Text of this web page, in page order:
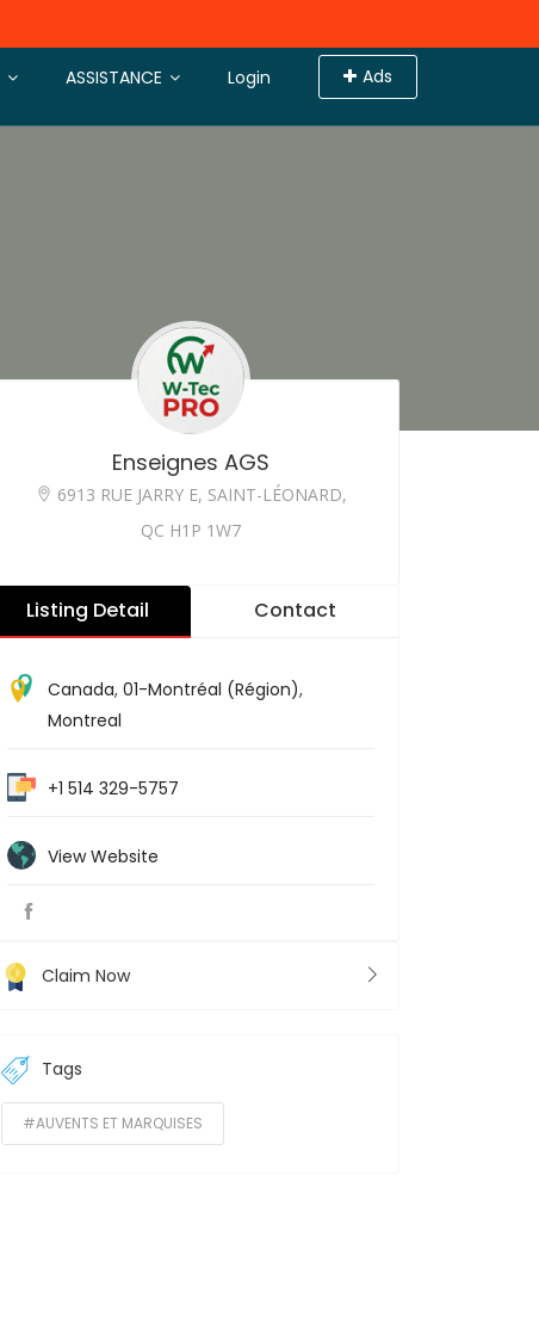
Login Ads
ASSISTANCE
Enseignes AGS
6913 RUE JARRY E, SAINT-LÉONARD,
QC H1P 1W7
Listing Detail Contact
Canada, 01-Montréal (Région),
Montreal
+1 514 329-5757
View Website
Claim Now
Tags
#AUVENTS ET MARQUISES